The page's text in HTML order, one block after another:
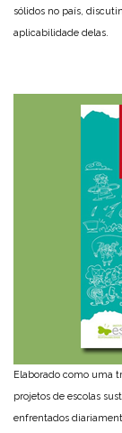
sólidos no país,
aplicabilidade delas.
Elaborado como uma
projetos de escolas
enfrentados